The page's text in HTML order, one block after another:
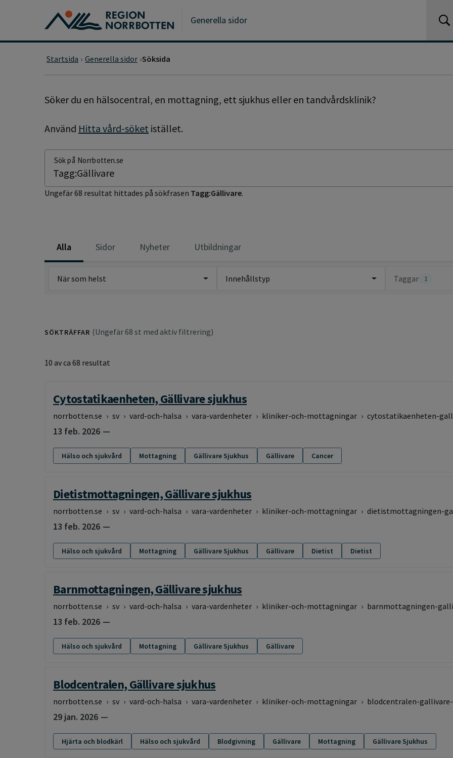
Gå till huvudmeny
Gå till övergripande innehåll
Generella sidor
Startsida Generella sidor Söksida
SÖKSIDA
Söker du en hälsocentral, en mottagning, ett sjukhus eller en tandvårdsklinik?
Använd Hitta vård-söket istället.
Sök på Norrbotten.se
Ungefär 68 resultat hittades på sökfrasen Tagg:Gällivare.
Alla Sidor Nyheter Utbildningar
När som helst Innehållstyp Taggar 1
SÖKTRÄFFAR (Ungefär 68 st med aktiv filtrering)
10 av ca 68 resultat
Cytostatikaenheten, Gällivare sjukhus
norrbotten.se › sv › vard-och-halsa › vara-vardenheter › kliniker-och-mottagningar › cytostatikaenheten-
13 feb. 2026
Hälso och sjukvård Mottagning Gällivare Sjukhus Gällivare Cancer
Dietistmottagningen, Gällivare sjukhus
norrbotten.se › sv › vard-och-halsa › vara-vardenheter › kliniker-och-mottagningar › dietistmottagningen-
13 feb. 2026
Hälso och sjukvård Mottagning Gällivare Sjukhus Gällivare Dietist Dietist
Barnmottagningen, Gällivare sjukhus
norrbotten.se › sv › vard-och-halsa › vara-vardenheter › kliniker-och-mottagningar › barnmottagningen-
13 feb. 2026
Hälso och sjukvård Mottagning Gällivare Sjukhus Gällivare
Blodcentralen, Gällivare sjukhus
norrbotten.se › sv › vard-och-halsa › vara-vardenheter › kliniker-och-mottagningar › blodcentralen-
29 jan. 2026
Hjärta och blodkärl Hälso och sjukvård Blodgivning Gällivare Mottagning Gällivare Sjukhus